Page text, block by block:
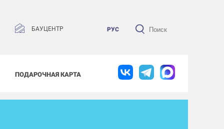
БАУЦЕНТР РУС
ПОДАРОЧНАЯ КАРТА